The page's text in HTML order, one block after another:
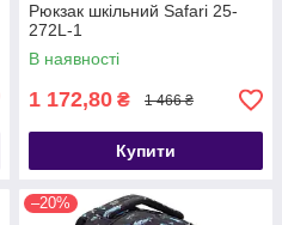
Рюкзак шкільний Safari 25-
272L-1
В наявності
1 172,80 ₴ 1 466 ₴
Купити
–20%